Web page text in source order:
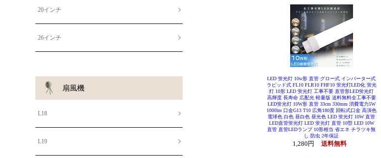
20インチ
26インチ
扇風機
L18
L19
LED 蛍光灯 10w形 直管 グロー式 インバーター式
ラピッド式 FL10 FLR10 FHF10 蛍光灯LED化 蛍光
灯 10形 LED 蛍光灯 工事不要 直管形LED蛍光灯
高輝度 長寿命 広配光 軽量版 送料無料全工事不要
LED蛍光灯 10W形 直管 33cm 330mm 消費電力5W
1000lm 口金G13 T10 広角180度 回転式口金 高演色
電球色 白色 昼白色 昼光色 LED 蛍光灯 10W 直管
LED直管蛍光灯 LED 蛍光灯 直管 10型 LED 10W
直管 直管LEDランプ 10形相当 省エネ チラツキ無
し 防虫 2年保証
1,280円 送料無料